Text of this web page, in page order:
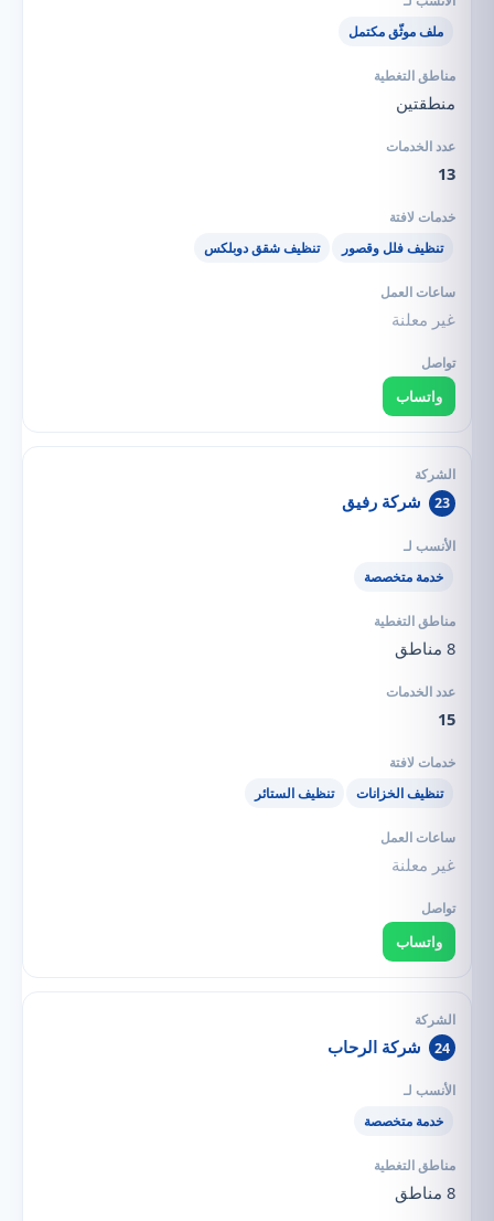
ملف موثّق مكتمل
منطقتين
13
تنظيف فلل وقصور تنظيف شقق دوبلكس
غير معلنة
واتساب
23 شركة رفيق
خدمة متخصصة
8 مناطق
15
تنظيف الخزانات تنظيف الستائر
غير معلنة
واتساب
24 شركة الرحاب
خدمة متخصصة
8 مناطق